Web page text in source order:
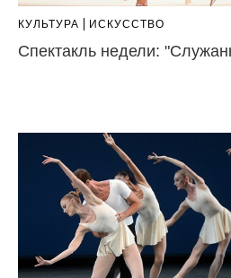
КУЛЬТУРА ИСКУССТВО
Спектакль недели: